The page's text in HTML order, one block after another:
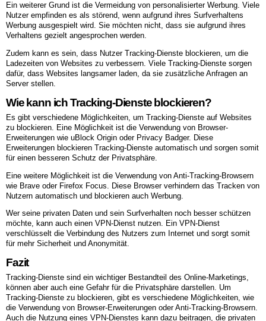
Ein weiterer Grund ist die Vermeidung von personalisierter Werbung. Viele
Nutzer empfinden es als störend, wenn aufgrund ihres Surfverhaltens
Werbung ausgespielt wird. Sie möchten nicht, dass sie aufgrund ihres
Verhaltens gezielt angesprochen werden.
Zudem kann es sein, dass Nutzer Tracking-Dienste blockieren, um die
Ladezeiten von Websites zu verbessern. Viele Tracking-Dienste sorgen
dafür, dass Websites langsamer laden, da sie zusätzliche Anfragen an
Server stellen.
Wie kann ich Tracking-Dienste blockieren?
Es gibt verschiedene Möglichkeiten, um Tracking-Dienste auf Websites
zu blockieren. Eine Möglichkeit ist die Verwendung von Browser-
Erweiterungen wie uBlock Origin oder Privacy Badger. Diese
Erweiterungen blockieren Tracking-Dienste automatisch und sorgen somit
für einen besseren Schutz der Privatsphäre.
Eine weitere Möglichkeit ist die Verwendung von Anti-Tracking-Browsern
wie Brave oder Firefox Focus. Diese Browser verhindern das Tracken von
Nutzern automatisch und blockieren auch Werbung.
Wer seine privaten Daten und sein Surfverhalten noch besser schützen
möchte, kann auch einen VPN-Dienst nutzen. Ein VPN-Dienst
verschlüsselt die Verbindung des Nutzers zum Internet und sorgt somit
für mehr Sicherheit und Anonymität.
Fazit
Tracking-Dienste sind ein wichtiger Bestandteil des Online-Marketings,
können aber auch eine Gefahr für die Privatsphäre darstellen. Um
Tracking-Dienste zu blockieren, gibt es verschiedene Möglichkeiten, wie
die Verwendung von Browser-Erweiterungen oder Anti-Tracking-Browsern.
Auch die Nutzung eines VPN-Dienstes kann dazu beitragen, die privaten